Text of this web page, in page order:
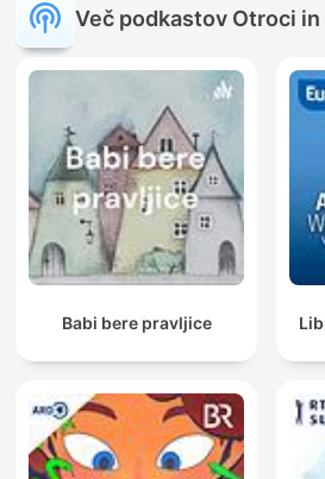
Več podkastov Otroci
Babi bere pravljice